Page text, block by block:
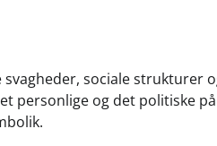
sociale strukturer
og det politiske